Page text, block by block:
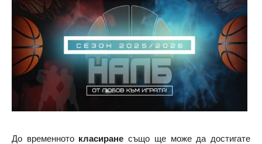
До временното класиране също ще може да достигате